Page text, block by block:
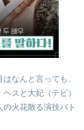
なんと言っても、
スと大妃（テビ）
火花散る演技バト